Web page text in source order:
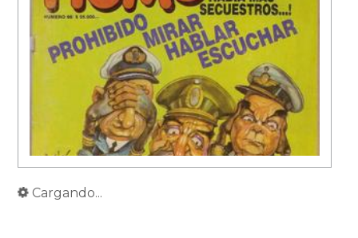
Cargando...